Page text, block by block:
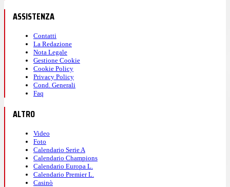
ASSISTENZA
Contatti
La Redazione
Nota Legale
Gestione Cookie
Cookie Policy
Privacy Policy
Cond. Generali
Faq
ALTRO
Video
Foto
Calendario Serie A
Calendario Champions
Calendario Europa L.
Calendario Premier L.
Casinò